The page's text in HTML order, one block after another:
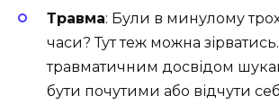
Травма: Були в минулому
часи? Тут теж можна
травматичним досвідом
бути почутими або відчути